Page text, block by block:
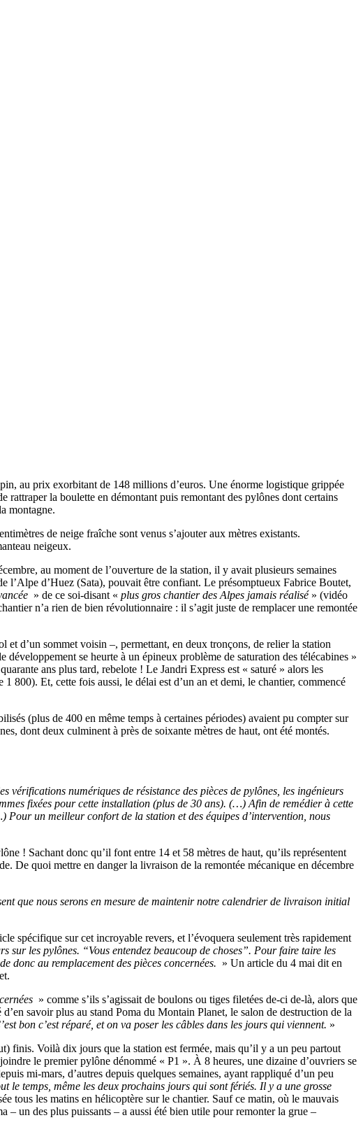
au prix exorbitant de 148 millions d’euros. Une énorme logistique grippée
rattraper la boulette en démontant puis remontant des pylônes dont certains
montagne.
de neige fraîche sont venus s’ajouter aux mètres existants.
neigeux.
au moment de l’ouverture de la station, il y avait plusieurs semaines
l’Alpe d’Huez (Sata), pouvait être confiant. Le présomptueux Fabrice Boutet,
» de ce soi-disant « plus gros chantier des Alpes jamais réalisé» (vidéo
n’a rien de bien révolutionnaire : il s’agit juste de remplacer une remontée
d’un sommet voisin –, permettant, en deux tronçons, de relier la station
se heurte à un épineux problème de saturation des télécabines »
ans plus tard, rebelote ! Le Jandri Express est « saturé » alors les
800). Et, cette fois aussi, le délai est d’un an et demi, le chantier, commencé
(plus de 400 en même temps à certaines périodes) avaient pu compter sur
dont deux culminent à près de soixante mètres de haut, ont été montés.
vérifications numériques de résistance des pièces de pylônes, les ingénieurs
fixées pour cette installation (plus de 30 ans). (…) Afin de remédier à cette
un meilleur confort de la station et des équipes d’intervention, nous
! Sachant donc qu’il font entre 14 et 58 mètres de haut, qu’ils représentent
De quoi mettre en danger la livraison de la remontée mécanique en décembre
que nous serons en mesure de maintenir notre calendrier de livraison initial
spécifique sur cet incroyable revers, et l’évoquera seulement très rapidement
sur les pylônes. “Vous entendez beaucoup de choses”. Pour faire taire les
donc au remplacement des pièces concernées. » Un article du 4 mai dit en
» comme s’ils s’agissait de boulons ou tiges filetées de-ci de-là, alors que
savoir plus au stand Poma du Montain Planet, le salon de destruction de la
bon c’est réparé, et on va poser les câbles dans les jours qui viennent. »
finis. Voilà dix jours que la station est fermée, mais qu’il y a un peu partout
le premier pylône dénommé « P1 ». À 8 heures, une dizaine d’ouvriers se
mi-mars, d’autres depuis quelques semaines, ayant rappliqué d’un peu
temps, même les deux prochains jours qui sont fériés. Il y a une grosse
tous les matins en hélicoptère sur le chantier. Sauf ce matin, où le mauvais
– un des plus puissants – a aussi été bien utile pour remonter la grue –